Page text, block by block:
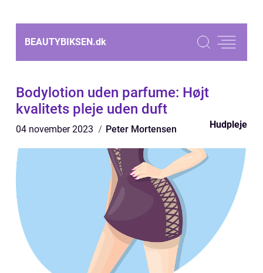
BEAUTYBIKSEN.dk
Bodylotion uden parfume: Højt
kvalitets pleje uden duft
04 november 2023 Peter Mortensen Hudpleje